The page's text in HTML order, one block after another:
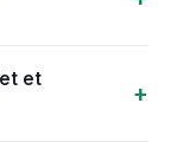
et